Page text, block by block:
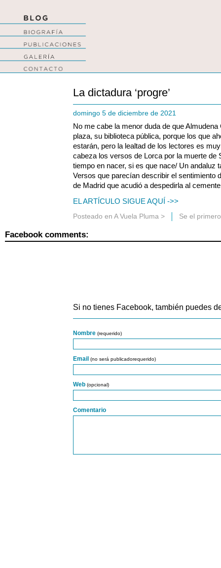
La dictadura ‘progre’
domingo 5 de diciembre de 2021
No me cabe la menor duda de que
plaza, su biblioteca pública, porque los que
estarán, pero la lealtad de los lectores es
cabeza los versos de Lorca por la muerte de
tiempo en nacer, si es que nace/ Un andaluz
Versos que parecían describir el sentimiento
de Madrid que acudió a despedirla al
EL ARTÍCULO SIGUE AQUÍ ->>
Posteado en A Vuela Pluma > Se el
Facebook comments:
Si no tienes Facebook, también puedes
Nombre (requerido)
Email (no será publicadorequerido)
Web (opcional)
Comentario